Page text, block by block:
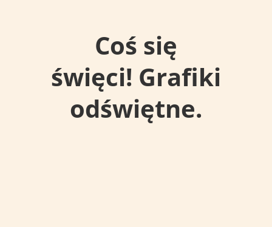
Coś się
święci! Grafiki
odświętne.